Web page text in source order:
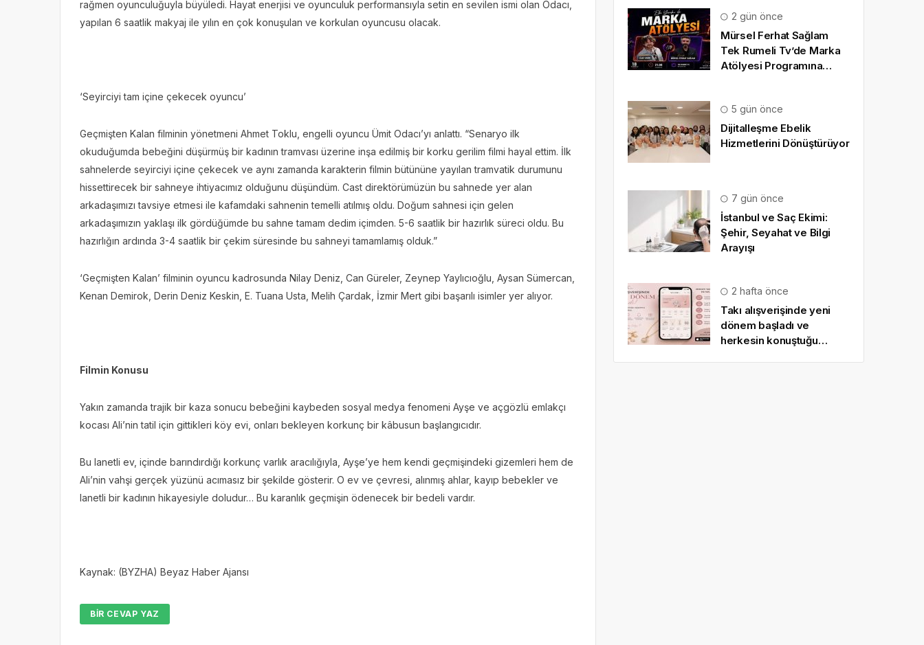
rağmen oyunculuğuyla büyüledi. Hayat enerjisi ve oyunculuk performansıyla setin en sevilen ismi olan Odacı,
yapılan 6 saatlik makyaj ile yılın en çok konuşulan ve korkulan oyuncusu olacak.
‘Seyirciyi tam içine çekecek oyuncu’
Geçmişten Kalan filminin yönetmeni Ahmet Toklu, engelli oyuncu Ümit Odacı’yı anlattı. “Senaryo ilk
okuduğumda bebeğini düşürmüş bir kadının tramvası üzerine inşa edilmiş bir korku gerilim filmi hayal ettim. İlk
sahnelerde seyirciyi içine çekecek ve aynı zamanda karakterin filmin bütününe yayılan tramvatik durumunu
hissettirecek bir sahneye ihtiyacımız olduğunu düşündüm. Cast direktörümüzün bu sahnede yer alan
arkadaşımızı tavsiye etmesi ile kafamdaki sahnenin temelli atılmış oldu. Doğum sahnesi için gelen
arkadaşımızın yaklaşı ilk gördüğümde bu sahne tamam dedim içimden. 5-6 saatlik bir hazırlık süreci oldu. Bu
hazırlığın ardında 3-4 saatlik bir çekim süresinde bu sahneyi tamamlamış olduk.”
‘Geçmişten Kalan’ filminin oyuncu kadrosunda Nilay Deniz, Can Güreler, Zeynep Yaylıcıoğlu, Aysan Sümercan,
Kenan Demirok, Derin Deniz Keskin, E. Tuana Usta, Melih Çardak, İzmir Mert gibi başarılı isimler yer alıyor.
Filmin Konusu
Yakın zamanda trajik bir kaza sonucu bebeğini kaybeden sosyal medya fenomeni Ayşe ve açgözlü emlakçı
kocası Ali’nin tatil için gittikleri köy evi, onları bekleyen korkunç bir kâbusun başlangıcıdır.
Bu lanetli ev, içinde barındırdığı korkunç varlık aracılığıyla, Ayşe’ye hem kendi geçmişindeki gizemleri hem de
Ali’nin vahşi gerçek yüzünü acımasız bir şekilde gösterir. O ev ve çevresi, alınmış ahlar, kayıp bebekler ve
lanetli bir kadının hikayesiyle doludur… Bu karanlık geçmişin ödenecek bir bedeli vardır.
Kaynak: (BYZHA) Beyaz Haber Ajansı
BIR CEVAP YAZ
2 gün önce
Mürsel Ferhat Sağlam
Tek Rumeli Tv’de Marka
Atölyesi Programına
5 gün önce
Dijitalleşme Ebelik
Hizmetlerini Dönüştürüyor
7 gün önce
İstanbul ve Saç Ekimi:
Şehir, Seyahat ve Bilgi
Arayışı
2 hafta önce
Takı alışverişinde yeni
dönem başladı ve
herkesin konuştuğu